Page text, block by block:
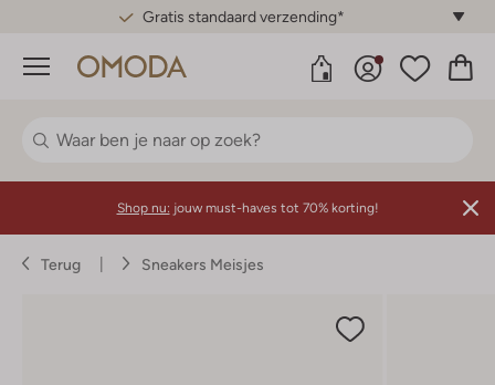
Gratis standaard verzending*
Menu
Shop nu: jouw must-haves tot 70% korting!
Terug Sneakers Meisjes